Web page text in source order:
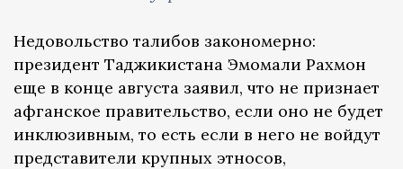
Недовольство талибов закономерно:
президент Таджикистана Эмомали Рахмон
еще в конце августа заявил, что не признает
афганское правительство, если оно не будет
инклюзивным, то есть если в него не войдут
представители крупных этносов,